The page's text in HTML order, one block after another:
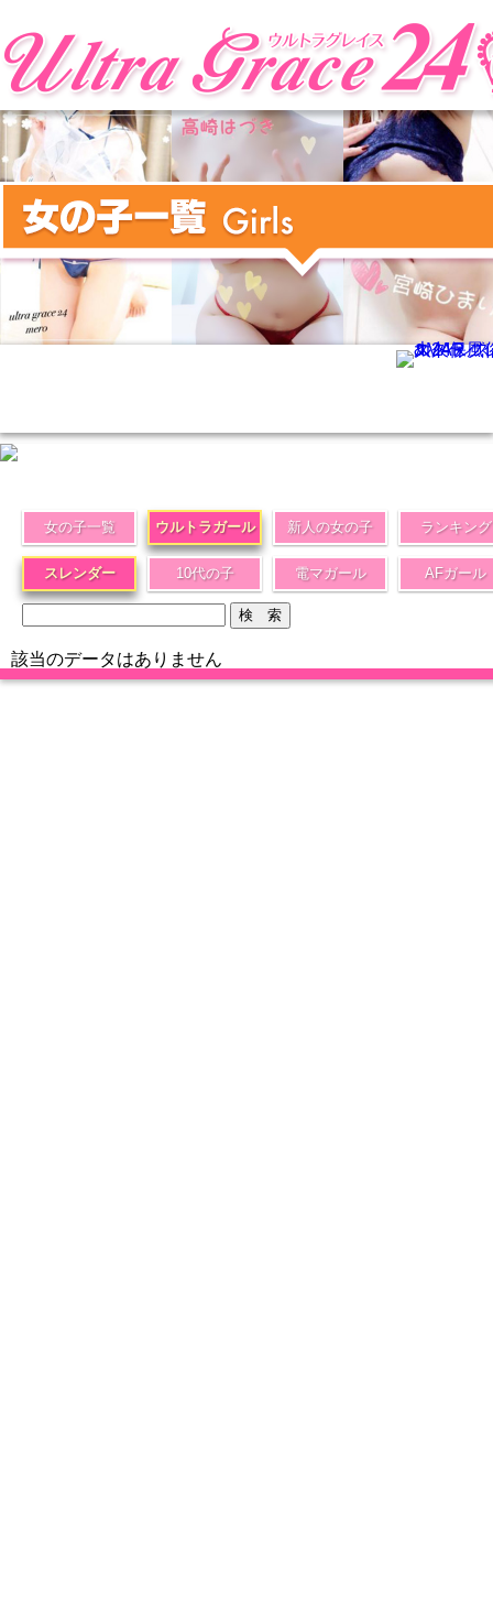
女の子一覧 ウルトラガール 新人の女の子 ランキング
スレンダー 10代の子 電マガール AFガール
該当のデータはありません